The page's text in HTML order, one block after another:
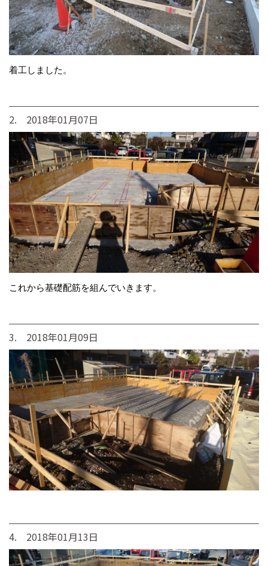
着工しました。
2. 2018年01月07日
これから基礎配筋を組んでいきます。
3. 2018年01月09日
4. 2018年01月13日